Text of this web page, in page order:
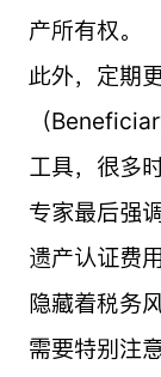
产所有权。
此外，定期
（
工具，很多
专家最后强
遗产认证费
隐藏着税务
需要特别注